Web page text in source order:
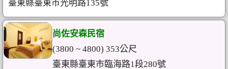
臺東縣臺東市光明路135號
尚佐安森民宿
(3800 ~ 4800) 353公尺
臺東縣臺東市臨海路1段280號